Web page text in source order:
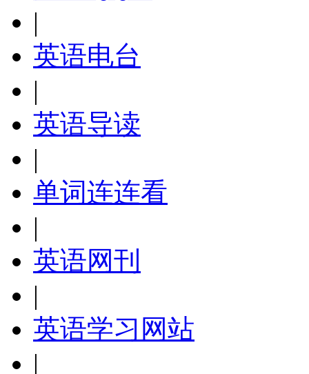
|
英语电台
|
英语导读
|
单词连连看
|
英语网刊
|
英语学习网站
|